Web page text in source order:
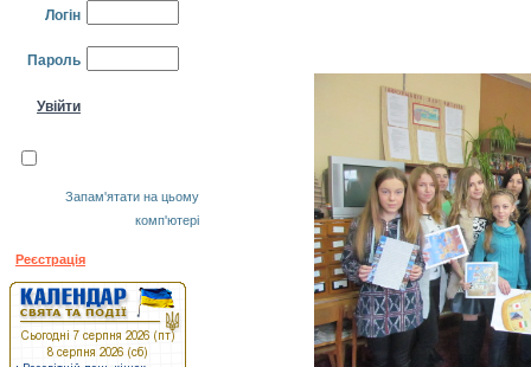
Логін
Пароль
Запам'ятати на цьому
комп'ютері
Реєстрація